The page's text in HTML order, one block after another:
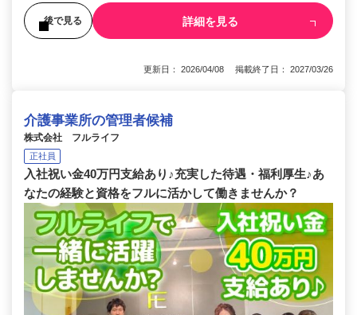
後で見る 詳細を見る
更新日： 2026/04/08 掲載終了日： 2027/03/26
介護事業所の管理者候補
株式会社 フルライフ
正社員
入社祝い金40万円支給あり♪充実した待遇・福利厚生♪あ
なたの経験と資格をフルに活かして働きませんか？